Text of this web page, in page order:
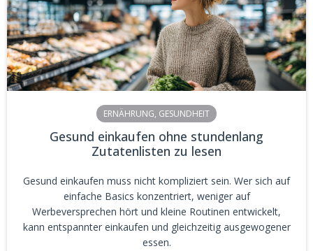
ERNÄHRUNG, GESUNDHEIT
Gesund einkaufen ohne stundenlang
Zutatenlisten zu lesen
Gesund einkaufen muss nicht kompliziert sein. Wer sich auf
einfache Basics konzentriert, weniger auf
Werbeversprechen hört und kleine Routinen entwickelt,
kann entspannter einkaufen und gleichzeitig ausgewogener
essen.